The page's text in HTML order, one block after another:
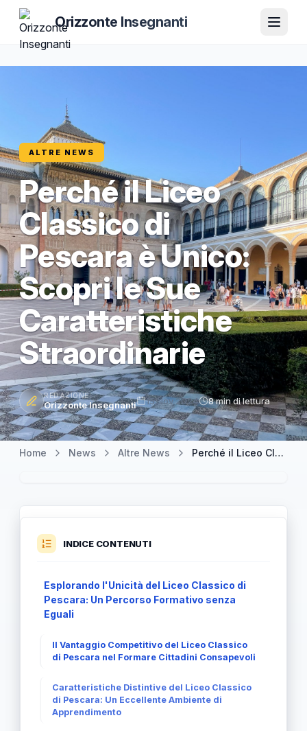
Orizzonte Insegnanti
ALTRE NEWS
Perché il Liceo
Classico di
Pescara è Unico:
Scopri le Sue
Caratteristiche
Straordinarie
REDAZIONE
Orizzonte Insegnanti 15 Nov 2024 8 min di lettura
Home News Altre News Perché il Liceo Classico di Pescara è Unico: Scopri le Sue Caratteristiche Straordinarie
INDICE CONTENUTI
Esplorando l'Unicità del Liceo Classico di
Pescara: Un Percorso Formativo senza
Eguali
Il Vantaggio Competitivo del Liceo Classico
di Pescara nel Formare Cittadini Consapevoli
Caratteristiche Distintive del Liceo Classico
di Pescara: Un Eccellente Ambiente di
Apprendimento